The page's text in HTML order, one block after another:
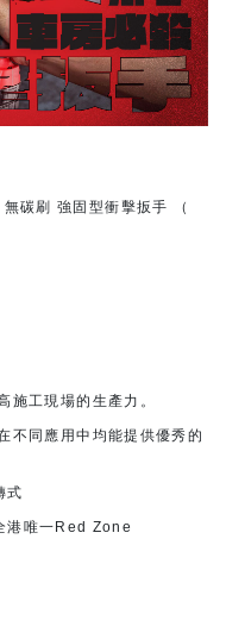
碳刷 強固型衝擊扳手 （
施工現場的生產力。
不同應用中均能提供優秀的
式
港唯一Red Zone